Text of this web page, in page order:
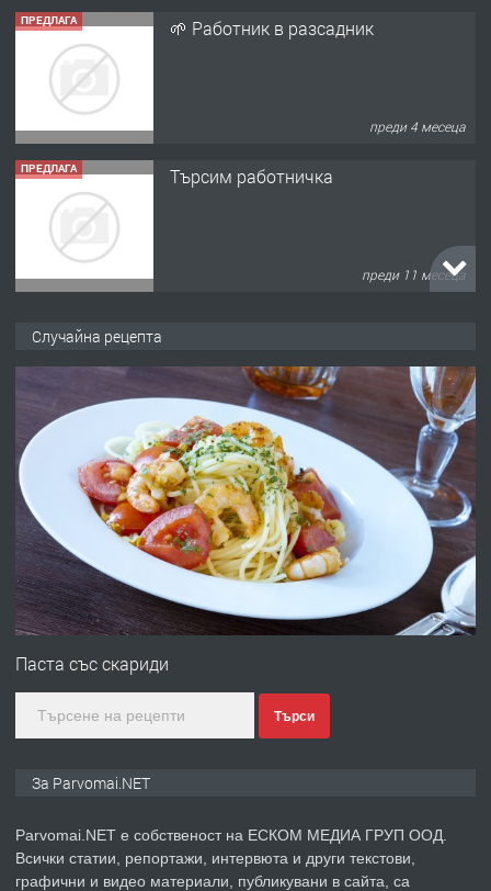
ПРЕДЛАГА 🌱 Работник в разсадник
преди 4 месеца
ПРЕДЛАГА Търсим работничка
преди 11 месеца
преди 1 година
ПРЕДЛАГА Работа за общи работници
преди 1 година
ПРЕДЛАГА
Първи поход "По стъпките на Ангел
преди 1 година
Случайна рецепта
Паста със скариди
Търси
За Parvomai.NET
Parvomai.NET е собственост на ЕСКОМ МЕДИА ГРУП ООД.
Всички статии, репортажи, интервюта и други текстови,
графични и видео материали, публикувани в сайта, са